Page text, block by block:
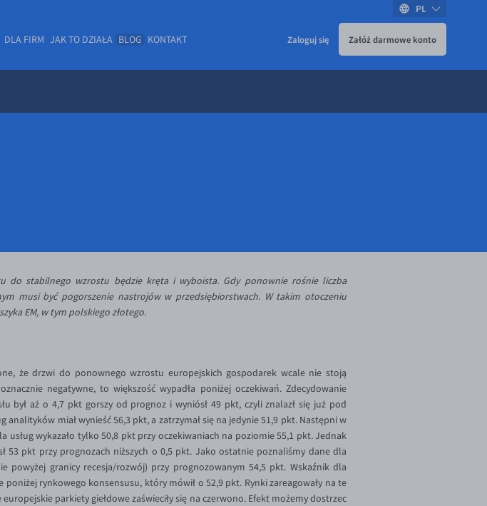
DLA FIRM JAK TO DZIAŁA BLOG KONTAKT Zaloguj się Załóż darmowe konto
PL
do stabilnego wzrostu będzie kręta i wyboista. Gdy ponownie rośnie liczba
musi być pogorszenie nastrojów w przedsiębiorstwach. W takim otoczeniu
EM, w tym polskiego złotego.
że drzwi do ponownego wzrostu europejskich gospodarek wcale nie stoją
negatywne, to większość wypadła poniżej oczekiwań. Zdecydowanie
był aż o 4,7 pkt gorszy od prognoz i wyniósł 49 pkt, czyli znalazł się już pod
miał wynieść 56,3 pkt, a zatrzymał się na jedynie 51,9 pkt. Następni w
usług wykazało tylko 50,8 pkt przy oczekiwaniach na poziomie 55,1 pkt. Jednak
53 pkt przy prognozach niższych o 0,5 pkt. Jako ostatnie poznaliśmy dane dla
granicy recesja/rozwój) przy prognozowanym 54,5 pkt. Wskaźnik dla
rynkowego konsensusu, który mówił o 52,9 pkt. Rynki zareagowały na te
parkiety giełdowe zaświeciły się na czerwono. Efekt możemy dostrzec